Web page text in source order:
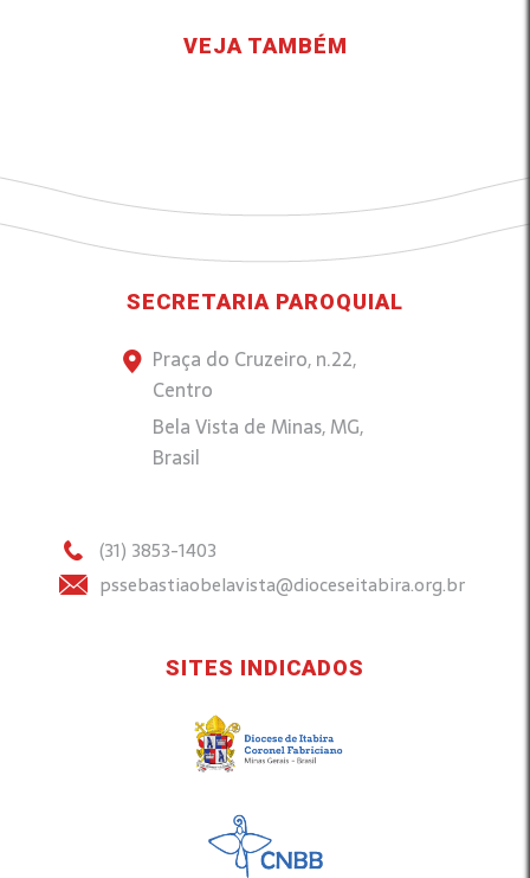
VEJA TAMBÉM
SECRETARIA PAROQUIAL
Praça do Cruzeiro, n.22,
Centro
Bela Vista de Minas, MG,
Brasil
(31) 3853-1403
pssebastiaobelavista@dioceseitabira.org.br
SITES INDICADOS